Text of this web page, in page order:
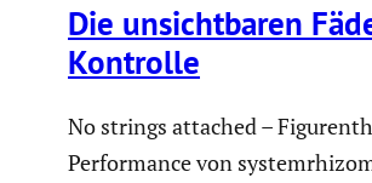
Die unsicht­baren
Kontrolle
No strings attached –
Perfor­mance von